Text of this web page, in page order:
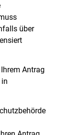
über
Antrag